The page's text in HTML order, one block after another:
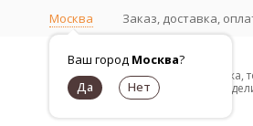
Москва
Ваш город Москва?
Заказ, доставка,
Пряжа,